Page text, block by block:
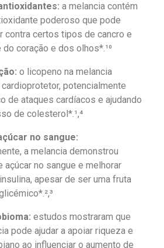
a melancia contém
poderoso que pode
contra certos tipos de cancro e
coração e dos olhos*.¹⁰
o licopeno na melancia
potencialmente
de ataques cardíacos e ajudando
de colesterol*.¹,⁴
no sangue:
a melancia demonstrou
no sangue e melhorar
apesar de ser uma fruta
estudos mostraram que
pode ajudar a apoiar riqueza e
ao influenciar o aumento de